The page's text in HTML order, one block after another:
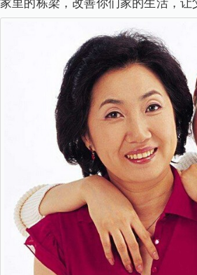
家里的栋梁，改善你们家的生活，让